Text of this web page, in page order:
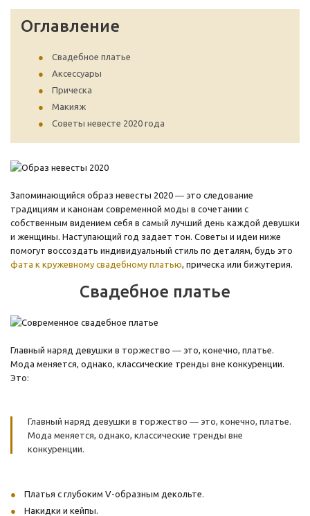
Оглавление
Свадебное платье
Аксессуары
Прическа
Макияж
Советы невесте 2020 года
Запоминающийся образ невесты 2020 ― это следование
традициям и канонам современной моды в сочетании с
собственным видением себя в самый лучший день каждой девушки
и женщины. Наступающий год задает тон. Советы и идеи ниже
помогут воссоздать индивидуальный стиль по деталям, будь это
фата к кружевному свадебному платью, прическа или бижутерия.
Свадебное платье
Главный наряд девушки в торжество ― это, конечно, платье.
Мода меняется, однако, классические тренды вне конкуренции.
Это:
Главный наряд девушки в торжество ― это, конечно, платье.
Мода меняется, однако, классические тренды вне
конкуренции.
Платья с глубоким V-образным декольте.
Накидки и кейпы.